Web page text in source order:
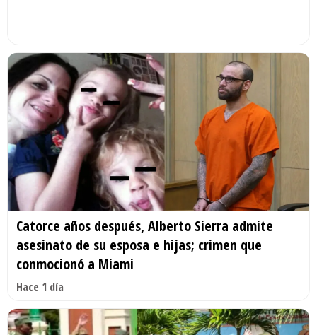
Catorce años después, Alberto Sierra admite
asesinato de su esposa e hijas; crimen que
conmocionó a Miami
Hace 1 día